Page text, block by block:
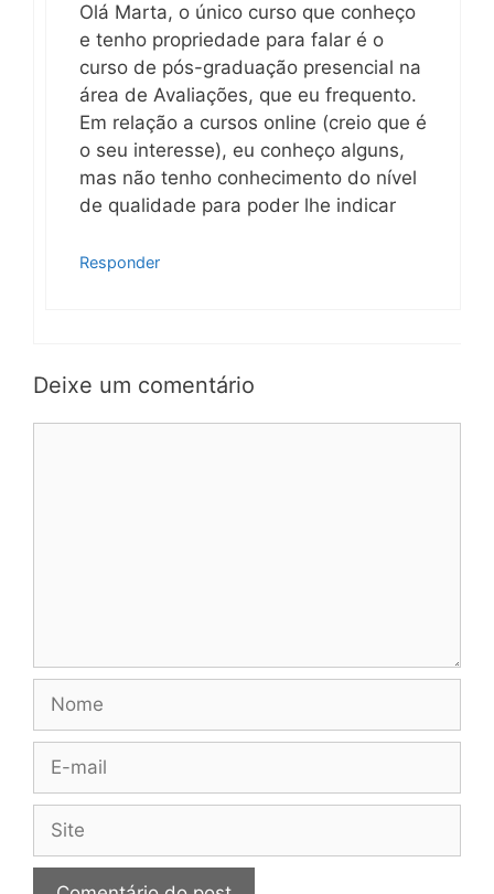
Olá Marta, o único curso que conheço
e tenho propriedade para falar é o
curso de pós-graduação presencial na
área de Avaliações, que eu frequento.
Em relação a cursos online (creio que é
o seu interesse), eu conheço alguns,
mas não tenho conhecimento do nível
de qualidade para poder lhe indicar
Responder
Deixe um comentário